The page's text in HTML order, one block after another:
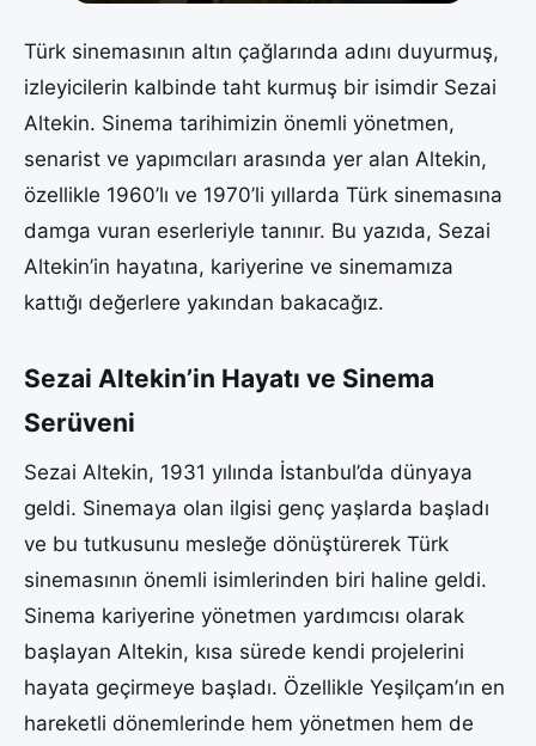
Türk sinemasının altın çağlarında adını duyurmuş,
izleyicilerin kalbinde taht kurmuş bir isimdir Sezai
Altekin. Sinema tarihimizin önemli yönetmen,
senarist ve yapımcıları arasında yer alan Altekin,
özellikle 1960’lı ve 1970’li yıllarda Türk sinemasına
damga vuran eserleriyle tanınır. Bu yazıda, Sezai
Altekin’in hayatına, kariyerine ve sinemamıza
kattığı değerlere yakından bakacağız.
Sezai Altekin’in Hayatı ve Sinema
Serüveni
Sezai Altekin, 1931 yılında İstanbul’da dünyaya
geldi. Sinemaya olan ilgisi genç yaşlarda başladı
ve bu tutkusunu mesleğe dönüştürerek Türk
sinemasının önemli isimlerinden biri haline geldi.
Sinema kariyerine yönetmen yardımcısı olarak
başlayan Altekin, kısa sürede kendi projelerini
hayata geçirmeye başladı. Özellikle Yeşilçam’ın en
hareketli dönemlerinde hem yönetmen hem de